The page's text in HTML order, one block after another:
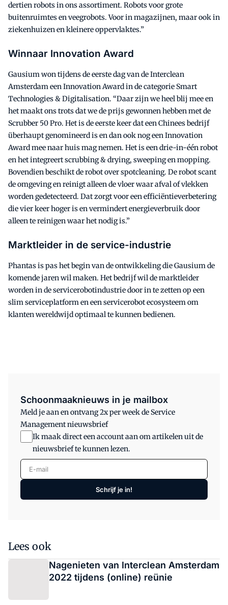
dertien robots in ons assortiment. Robots voor grote
buitenruimtes en veegrobots. Voor in magazijnen, maar ook in
ziekenhuizen en kleinere oppervlaktes.”
Winnaar Innovation Award
Gausium won tijdens de eerste dag van de Interclean
Amsterdam een Innovation Award in de categorie Smart
Technologies & Digitalisation. “Daar zijn we heel blij mee en
het maakt ons trots dat we de prijs gewonnen hebben met de
Scrubber 50 Pro. Het is de eerste keer dat een Chinees bedrijf
überhaupt genomineerd is en dan ook nog een Innovation
Award mee naar huis mag nemen. Het is een drie-in-één robot
en het integreert scrubbing & drying, sweeping en mopping.
Bovendien beschikt de robot over spotcleaning. De robot scant
de omgeving en reinigt alleen de vloer waar afval of vlekken
worden gedetecteerd. Dat zorgt voor een efficiëntieverbetering
die vier keer hoger is en vermindert energieverbruik door
alleen te reinigen waar het nodig is.”
Marktleider in de service-industrie
Phantas is pas het begin van de ontwikkeling die Gausium de
komende jaren wil maken. Het bedrijf wil de marktleider
worden in de servicerobotindustrie door in te zetten op een
slim serviceplatform en een servicerobot ecosysteem om
klanten wereldwijd optimaal te kunnen bedienen.
Schoonmaaknieuws in je mailbox
Meld je aan en ontvang 2x per week de Service
Management nieuwsbrief
Ik maak direct een account aan om artikelen uit de
nieuwsbrief te kunnen lezen.
E-mail
Schrijf je in!
Lees ook
Nagenieten van Interclean Amsterdam
2022 tijdens (online) reünie